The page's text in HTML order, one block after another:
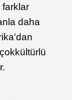
farklar
daha